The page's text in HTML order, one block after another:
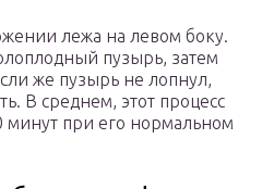
лежа на левом боку.
пузырь, затем
же пузырь не лопнул,
В среднем, этот процесс
минут при его нормальном